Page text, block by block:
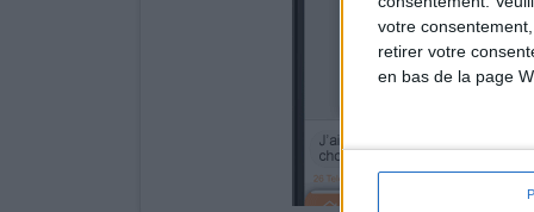
votre
retirer votre
en bas de la page